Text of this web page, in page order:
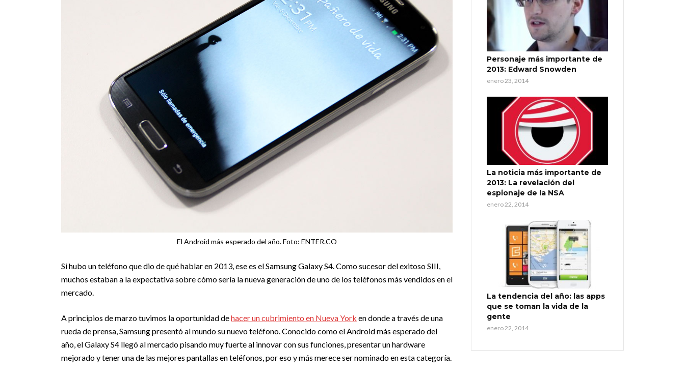
El Android más esperado del año. Foto: ENTER.CO
Si hubo un teléfono que dio de qué hablar en 2013, ese es el Samsung Galaxy S4. Como sucesor del exitoso SIII,
muchos estaban a la expectativa sobre cómo sería la nueva generación de uno de los teléfonos más vendidos en el
mercado.
A principios de marzo tuvimos la oportunidad dehacer un cubrimiento en Nueva York en donde a través de una
rueda de prensa, Samsung presentó al mundo su nuevo teléfono. Conocido como el Android más esperado del
año, el Galaxy S4 llegó al mercado pisando muy fuerte al innovar con sus funciones, presentar un hardware
mejorado y tener una de las mejores pantallas en teléfonos, por eso y más merece ser nominado en esta categoría.
Personaje más importante de
2013: Edward Snowden
enero 23, 2014
La noticia más importante de
2013: La revelación del
espionaje de la NSA
enero 22, 2014
La tendencia del año: las apps
que se toman la vida de la
gente
enero 22, 2014